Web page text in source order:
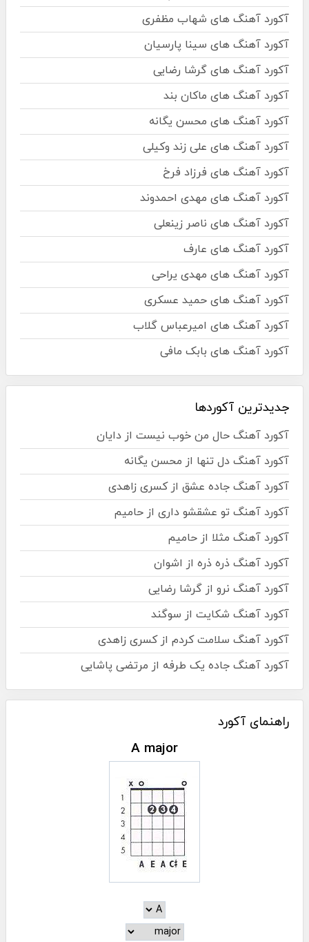
آکورد آهنگ های شهاب مظفری
آکورد آهنگ های سینا پارسیان
آکورد آهنگ های گرشا رضایی
آکورد آهنگ های ماکان بند
آکورد آهنگ های محسن یگانه
آکورد آهنگ های علی زند وکیلی
آکورد آهنگ های فرزاد فرخ
آکورد آهنگ های مهدی احمدوند
آکورد آهنگ های ناصر زینعلی
آکورد آهنگ های عارف
آکورد آهنگ های مهدی یراحی
آکورد آهنگ های حمید عسکری
آکورد آهنگ های امیرعباس گلاب
آکورد آهنگ های بابک مافی
جدیدترین آکوردها
آکورد آهنگ حال من خوب نیست از دایان
آکورد آهنگ دل تنها از محسن یگانه
آکورد آهنگ جاده عشق از کسری زاهدی
آکورد آهنگ تو عشقشو داری از حامیم
آکورد آهنگ مثلا از حامیم
آکورد آهنگ ذره ذره از اشوان
آکورد آهنگ نرو از گرشا رضایی
آکورد آهنگ شکایت از سوگند
آکورد آهنگ سلامت کردم از کسری زاهدی
آکورد آهنگ جاده یک طرفه از مرتضی پاشایی
راهنمای آکورد
A major